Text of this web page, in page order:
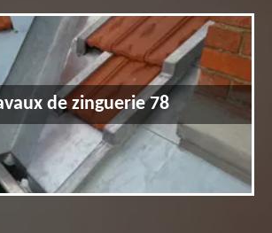
de zinguerie 78